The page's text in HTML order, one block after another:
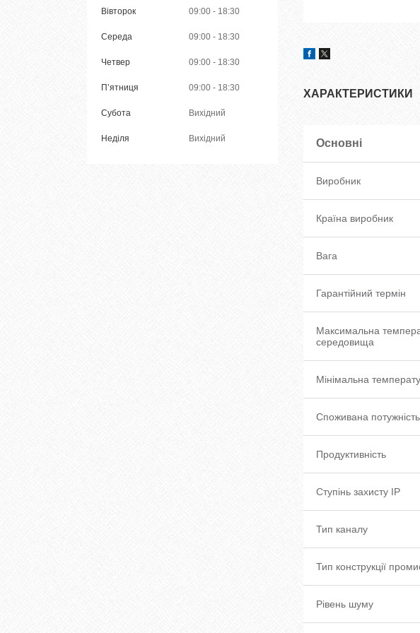
ХАРАКТЕРИСТИКИ
Основні
Виробник
Країна виробник
Вага
Гарантійний термін
Максимальна
середовища
Мінімальна
Споживана потужність
Продуктивність
Ступінь захисту IP
Тип каналу
Тип конструкції
Рівень шуму
Вівторок 09:00 18:30
Середа 09:00 18:30
Четвер 09:00 18:30
Пʼятниця 09:00 18:30
Субота Вихідний
Неділя Вихідний